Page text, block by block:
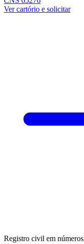
Ver cartório e solicitar
Registro civil em números